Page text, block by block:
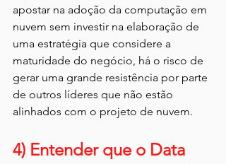
apostar na adoção da computação em
nuvem sem investir na elaboração de
uma estratégia que considere a
maturidade do negócio, há o risco de
gerar uma grande resistência por parte
de outros líderes que não estão
alinhados com o projeto de nuvem.
4) Entender que o Data